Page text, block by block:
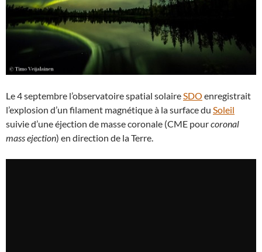
Le 4 septembre l’observatoire spatial solaireSDO enregistrait
l’explosion d’un filament magnétique à la surface du Soleil
suivie d’une éjection de masse coronale (CME pourcoronal
mass ejection) en direction de la Terre.